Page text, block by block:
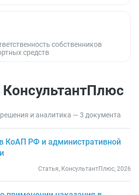
собственников
средств
и аналитика — 3 документа
КоАП РФ и административной
Статья, КонсультантПлюс, 2026